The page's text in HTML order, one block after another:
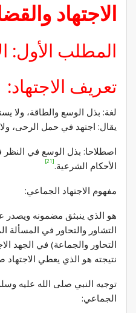
الاجتهاد
المطلب الأول:
تعريف الاجتهاد:
لغة: بذل الوسع والطاقة، ولا
يقال: اجتهد في حمل الرحى،
اصطلاحا: بذل الوسع في النظر
الأحكام الشرعية.[21]
مفهوم الاجتهاد الجماعي:
هو الذي ينبثق مضمونه ويصدر
التشاور والتحاور في
التحاور والجماعة) في الجهد
نتيجته هو الذي يعطي
توجيه النبي صلى الله عليه
الجماعي: